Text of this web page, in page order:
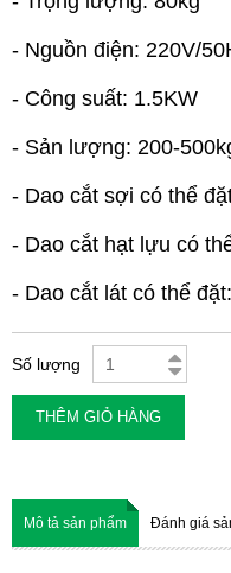
- Nguồn điện: 220V/
- Công suất: 1.5KW
- Sản lượng: 200-
- Dao cắt sợi có thể
- Dao cắt hạt lựu có
- Dao cắt lát có thể
Số lượng
THÊM GIỎ HÀNG
Mô tả sản phẩm Đánh giá